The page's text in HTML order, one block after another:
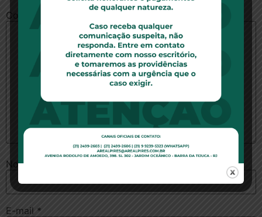
Comentário
Nome
E-mail *